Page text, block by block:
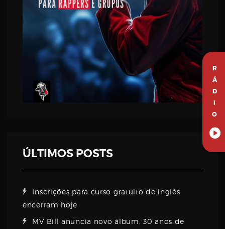
R
Á
D
I
O
ÚLTIMOS POSTS
Inscrições para curso gratuito de inglês
encerram hoje
MV Bill anuncia novo álbum, 30 anos de